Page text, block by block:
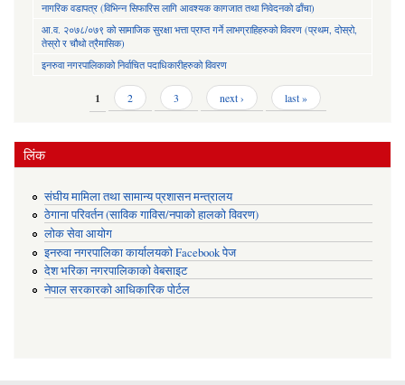
नागरिक वडापत्र (विभिन्न सिफारिस लागि आवश्यक कागजात तथा निवेदनको ढाँचा)
आ.व. २०७८/०७९ को सामाजिक सुरक्षा भत्ता प्राप्त गर्ने लाभग्राहिहरुको विवरण (प्रथम, दोस्रो,
तेस्रो र चौथो त्रैमासिक)
इनरुवा नगरपालिकाको निर्वाचित पदाधिकारीहरुको विवरण
1 2 3 next › last »
लिंक
संघीय मामिला तथा सामान्य प्रशासन मन्त्रालय
ठेगाना परिवर्तन (साविक गाविस/नपाको हालको विवरण)
लोक सेवा आयोग
इनरुवा नगरपालिका कार्यालयको Facebook पेज
देश भरिका नगरपालिकाको वेबसाइट
नेपाल सरकारको आधिकारिक पोर्टल